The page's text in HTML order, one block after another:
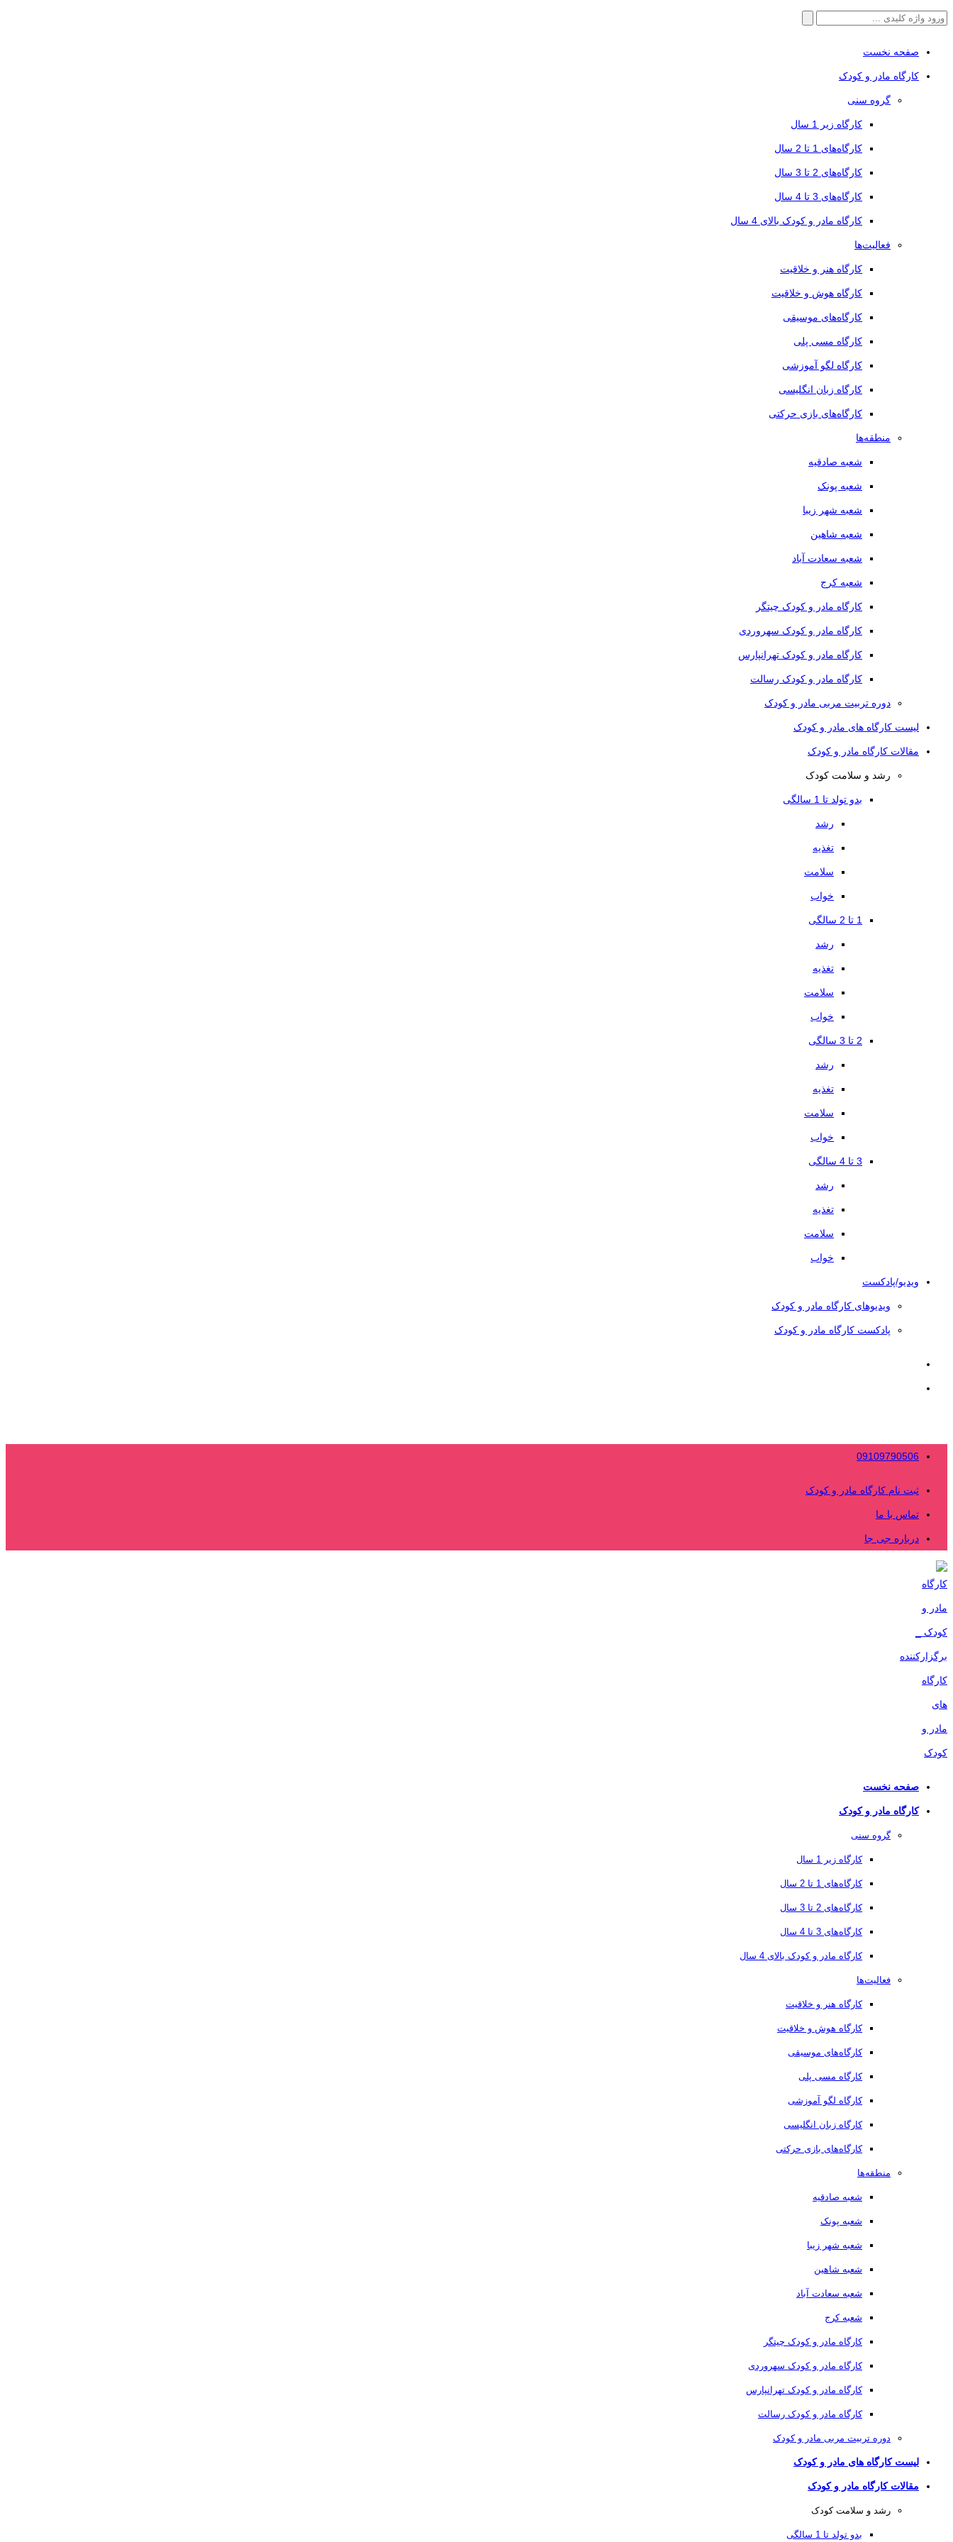
جستجو
صفحه نخست
کارگاه مادر و کودک
گروه سنی
کارگاه زیر 1 سال
کارگاه‌های 1 تا 2 سال
کارگاه‌های 2 تا 3 سال
کارگاه‌های 3 تا 4 سال
کارگاه مادر و کودک بالای 4 سال
فعالیت‌ها
کارگاه هنر و خلاقیت
کارگاه هوش و خلاقیت
کارگاه‌های موسیقی
کارگاه مسی پلی
کارگاه لگو آموزشی
کارگاه زبان انگلیسی
کارگاه‌های بازی حرکتی
منطقه‌ها
شعبه صادقیه
شعبه پونک
شعبه شهر زیبا
شعبه شاهین
شعبه سعادت آباد
شعبه کرج
کارگاه مادر و کودک چیتگر
کارگاه مادر و کودک سهروردی
کارگاه مادر و کودک تهرانپارس
کارگاه مادر و کودک رسالت
دوره تربیت مربی مادر و کودک
لیست کارگاه های مادر و کودک
مقالات کارگاه مادر و کودک
رشد و سلامت کودک
بدو تولد تا 1 سالگی
رشد
تغذیه
سلامت
خواب
1 تا 2 سالگی
رشد
تغذیه
سلامت
خواب
2 تا 3 سالگی
رشد
تغذیه
سلامت
خواب
3 تا 4 سالگی
رشد
تغذیه
سلامت
خواب
ویدیو/پادکست
ویدیوهای کارگاه مادر و کودک
پادکست کارگاه مادر و کودک
09109790506
ثبت نام کارگاه مادر و کودک
تماس با ما
درباره جی جا
صفحه نخست
کارگاه مادر و کودک
گروه سنی
کارگاه زیر 1 سال
کارگاه‌های 1 تا 2 سال
کارگاه‌های 2 تا 3 سال
کارگاه‌های 3 تا 4 سال
کارگاه مادر و کودک بالای 4 سال
فعالیت‌ها
کارگاه هنر و خلاقیت
کارگاه هوش و خلاقیت
کارگاه‌های موسیقی
کارگاه مسی پلی
کارگاه لگو آموزشی
کارگاه زبان انگلیسی
کارگاه‌های بازی حرکتی
منطقه‌ها
شعبه صادقیه
شعبه پونک
شعبه شهر زیبا
شعبه شاهین
شعبه سعادت آباد
شعبه کرج
کارگاه مادر و کودک چیتگر
کارگاه مادر و کودک سهروردی
کارگاه مادر و کودک تهرانپارس
کارگاه مادر و کودک رسالت
دوره تربیت مربی مادر و کودک
لیست کارگاه های مادر و کودک
مقالات کارگاه مادر و کودک
رشد و سلامت کودک
بدو تولد تا 1 سالگی